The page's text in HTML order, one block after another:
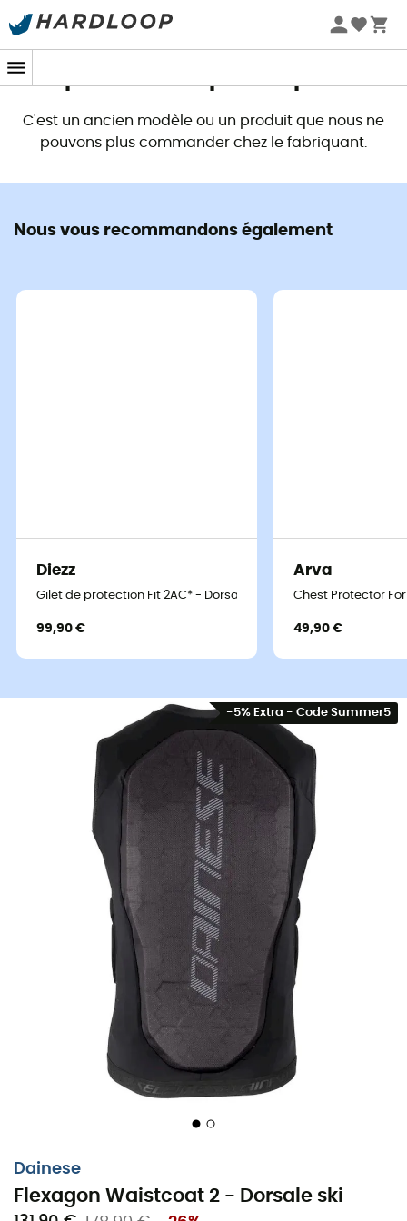
Promos d'été 🔥 -5 % EXTRA dès 2 produits* code Summer5
C'est un ancien modèle ou un produit que nous ne
pouvons plus commander chez le fabriquant.
Nous vous recommandons également
Diezz
Gilet de protection Fit 2AC* - Dorsale
99,90 €
Arva
Chest Protector
49,90 €
-5% Extra - Code Summer5
Dainese
Flexagon Waistcoat 2 - Dorsale ski